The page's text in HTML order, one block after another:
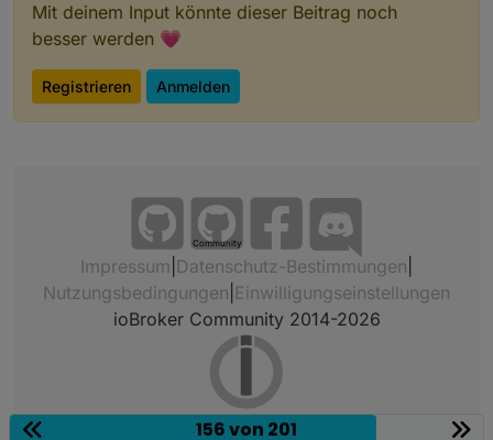
Mit deinem Input könnte dieser Beitrag noch
besser werden 💗
Registrieren Anmelden
Community
Impressum Datenschutz-Bestimmungen
Nutzungsbedingungen Einwilligungseinstellungen
ioBroker Community 2014-2026
156 von 201